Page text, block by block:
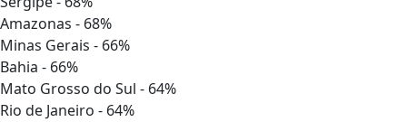
Amazonas - 68%
Minas Gerais - 66%
Bahia - 66%
Mato Grosso do Sul - 64%
Rio de Janeiro - 64%